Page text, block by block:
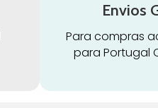
Envios
Para compras
para Portugal